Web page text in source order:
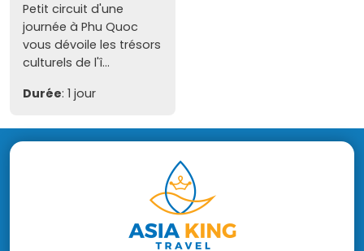
Petit circuit d'une
journée à Phu Quoc
vous dévoile les trésors
culturels de l'î...
Durée: 1 jour